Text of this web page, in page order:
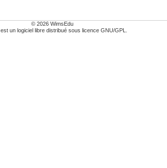
© 2026 WimsEdu
est un logiciel libre distribué sous licence GNU/GPL.